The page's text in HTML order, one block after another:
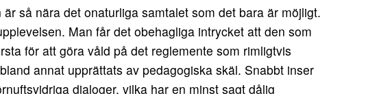
så nära det onaturliga samtalet som det bara är möjligt.
Man får det obehagliga intrycket att den som
för att göra våld på det reglemente som rimligtvis
annat upprättats av pedagogiska skäl. Snabbt inser
dialoger, vilka har en minst sagt dålig